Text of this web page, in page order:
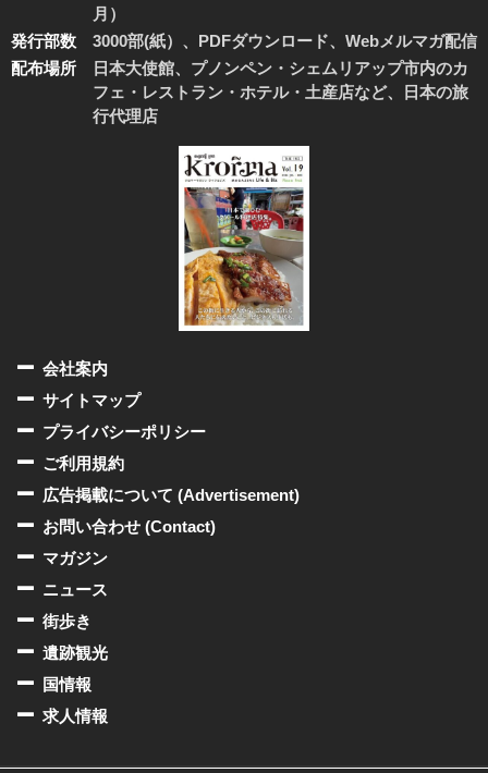
月）
発行部数
3000部(紙）、PDFダウンロード、Webメルマガ配信
配布場所
日本大使館、プノンペン・シェムリアップ市内のカ
フェ・レストラン・ホテル・土産店など、日本の旅
行代理店
会社案内
サイトマップ
プライバシーポリシー
ご利用規約
広告掲載について (Advertisement)
お問い合わせ (Contact)
マガジン
ニュース
街歩き
遺跡観光
国情報
求人情報